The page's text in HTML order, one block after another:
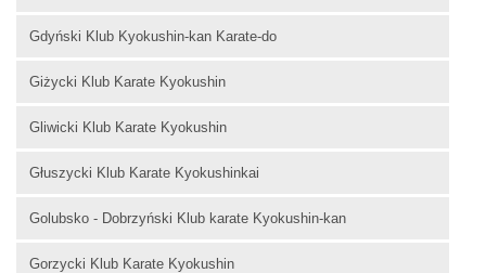
Gdyński Klub Kyokushin-kan Karate-do
Giżycki Klub Karate Kyokushin
Gliwicki Klub Karate Kyokushin
Głuszycki Klub Karate Kyokushinkai
Golubsko - Dobrzyński Klub karate Kyokushin-kan
Gorzycki Klub Karate Kyokushin